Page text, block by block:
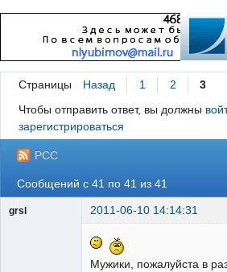
Страницы Назад 1 2
3
Чтобы отправить ответ, вы должны
зарегистрироваться
РСС
Сообщений с 41 по 41 из 41
grsl 2011-06-10 14:14:31
Мужики, пожалуйста в